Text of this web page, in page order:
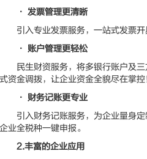
• 发票管理更清晰
引入专业发票服务，一站式发票开
• 账户管理更轻松
民生财资服务，将多银行账户及三
式资金调拨，让企业资金全貌尽在掌控
• 财务记账更专业
引入财务记账服务，为企业量身定
企业全税种一键申报。
2.丰富的企业应用